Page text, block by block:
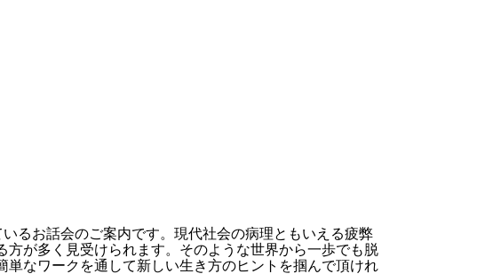
るお話会のご案内です。現代社会の病理ともいえる疲弊
が多く見受けられます。そのような世界から一歩でも脱
なワークを通して新しい生き方のヒントを掴んで頂けれ